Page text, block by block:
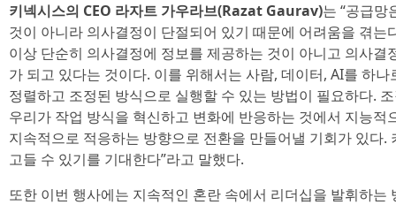
키넥시스의 CEO 라자트 가우라브(Razat Gaurav)는 “공급망
것이 아니라 의사결정이 단절되어 있기 때문에 어려움을 겪는
이상 단순히 의사결정에 정보를 제공하는 것이 아니고 의사
가 되고 있다는 것이다. 이를 위해서는 사람, 데이터, AI를 하
정렬하고 조정된 방식으로 실행할 수 있는 방법이 필요하다.
우리가 작업 방식을 혁신하고 변화에 반응하는 것에서 지능
지속적으로 적응하는 방향으로 전환을 만들어낼 기회가 있다.
고들 수 있기를 기대한다”라고 말했다.
또한 이번 행사에는 지속적인 혼란 속에서 리더십을 발휘하